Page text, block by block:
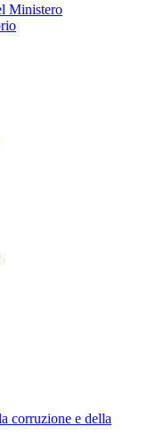
Ministero
corruzione e della